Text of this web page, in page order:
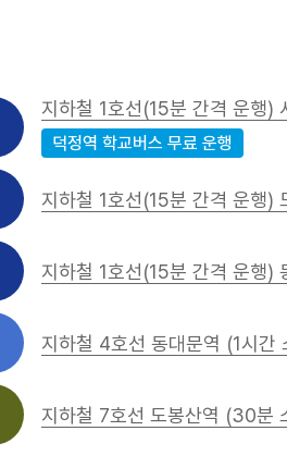
지하철 1호선(15분 간격 운행)
덕정역 학교버스 무료 운행
지하철 1호선(15분 간격 운행)
지하철 1호선(15분 간격 운행)
지하철 4호선 동대문역 (1시간
지하철 7호선 도봉산역 (30분